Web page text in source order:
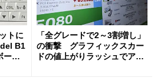
トに
B1
ー
「全グレードで2～3割増し」
の衝撃 グラフィックスカー
ドの値上がりラッシュでアキ